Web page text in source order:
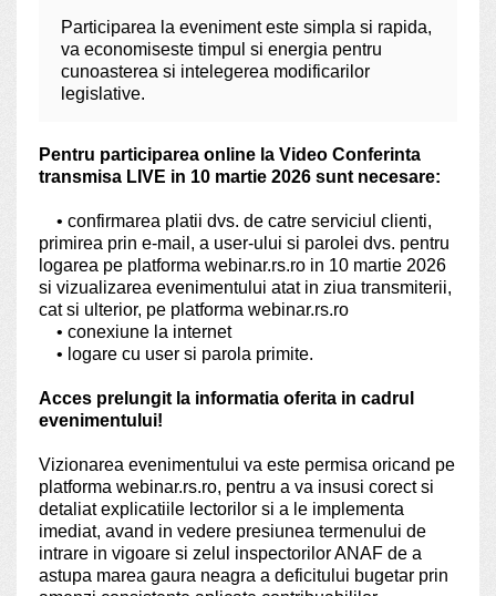
Participarea la eveniment este simpla si rapida,
va economiseste timpul si energia pentru
cunoasterea si intelegerea modificarilor
legislative.
Pentru participarea online la Video Conferinta
transmisa LIVE in 10 martie 2026 sunt necesare:
• confirmarea platii dvs. de catre serviciul clienti,
primirea prin e-mail, a user-ului si parolei dvs. pentru
logarea pe platforma webinar.rs.ro in 10 martie 2026
si vizualizarea evenimentului atat in ziua transmiterii,
cat si ulterior, pe platforma webinar.rs.ro
• conexiune la internet
• logare cu user si parola primite.
Acces prelungit la informatia oferita in cadrul
evenimentului!
Vizionarea evenimentului va este permisa oricand pe
platforma webinar.rs.ro, pentru a va insusi corect si
detaliat explicatiile lectorilor si a le implementa
imediat, avand in vedere presiunea termenului de
intrare in vigoare si zelul inspectorilor ANAF de a
astupa marea gaura neagra a deficitului bugetar prin